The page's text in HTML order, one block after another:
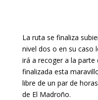
La ruta se finaliza
nivel dos o en su caso
irá a recoger a la
finalizada esta
libre de un par de
de El Madroño.